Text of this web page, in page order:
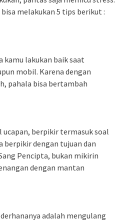
melakukan 5 tips berikut :
kamu lakukan baik saat
mobil. Karena dengan
pahala bisa bertambah
ucapan, berpikir termasuk soal
berpikir dengan tujuan dan
Pencipta, bukan mikirin
dengan mantan
adalah mengulang